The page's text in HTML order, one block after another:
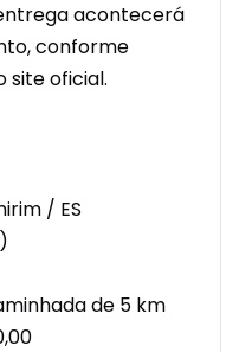
acontecerá
conforme
site oficial.
/ ES
de 5 km